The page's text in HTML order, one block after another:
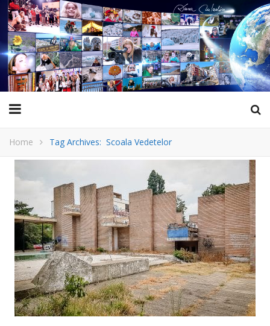
Home Tag Archives: Scoala Vedetelor